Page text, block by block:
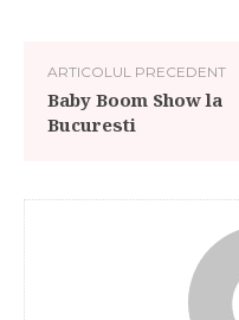
ARTICOLUL PRECEDENT
Baby Boom Show la
Bucuresti